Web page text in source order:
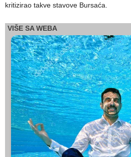
kritizirao takve stavove Bursaća.